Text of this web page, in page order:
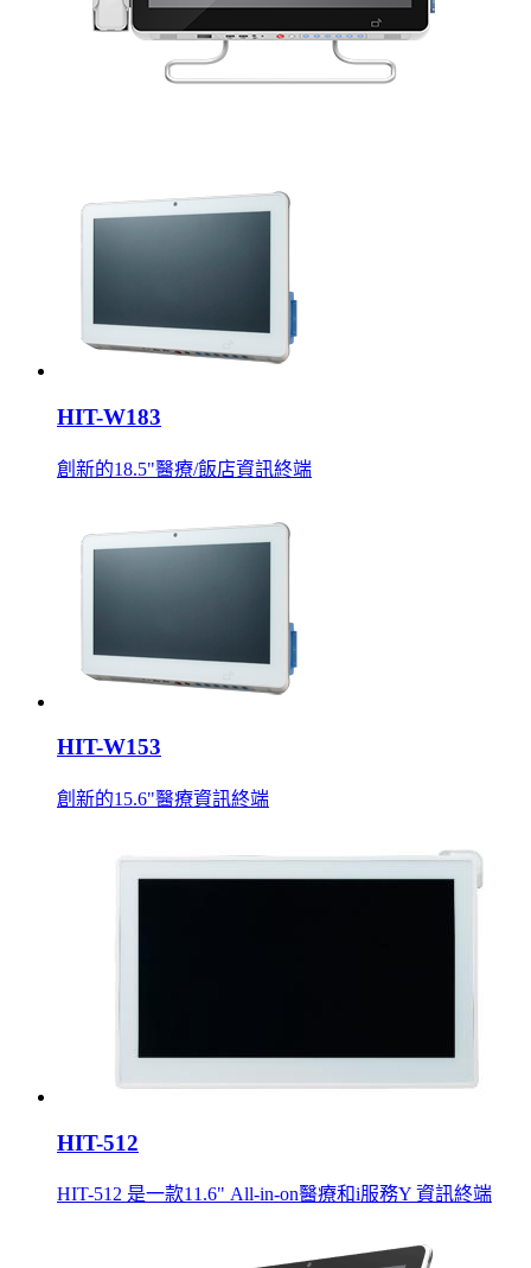
HIT-W183
創新的18.5"醫療/飯店資訊終端
HIT-W153
創新的15.6"醫療資訊終端
HIT-512
HIT-512 是一款11.6" All-in-on醫療和i服務Y 資訊終端